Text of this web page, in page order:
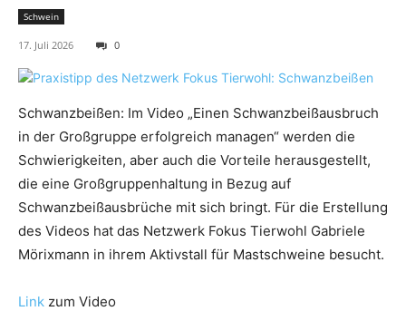
Schwein
17. Juli 2026 0
Schwanzbeißen: Im Video „Einen Schwanzbeißausbruch
in der Großgruppe erfolgreich managen“ werden die
Schwierigkeiten, aber auch die Vorteile herausgestellt,
die eine Großgruppenhaltung in Bezug auf
Schwanzbeißausbrüche mit sich bringt. Für die Erstellung
des Videos hat das Netzwerk Fokus Tierwohl Gabriele
Mörixmann in ihrem Aktivstall für Mastschweine besucht.
Link zum Video